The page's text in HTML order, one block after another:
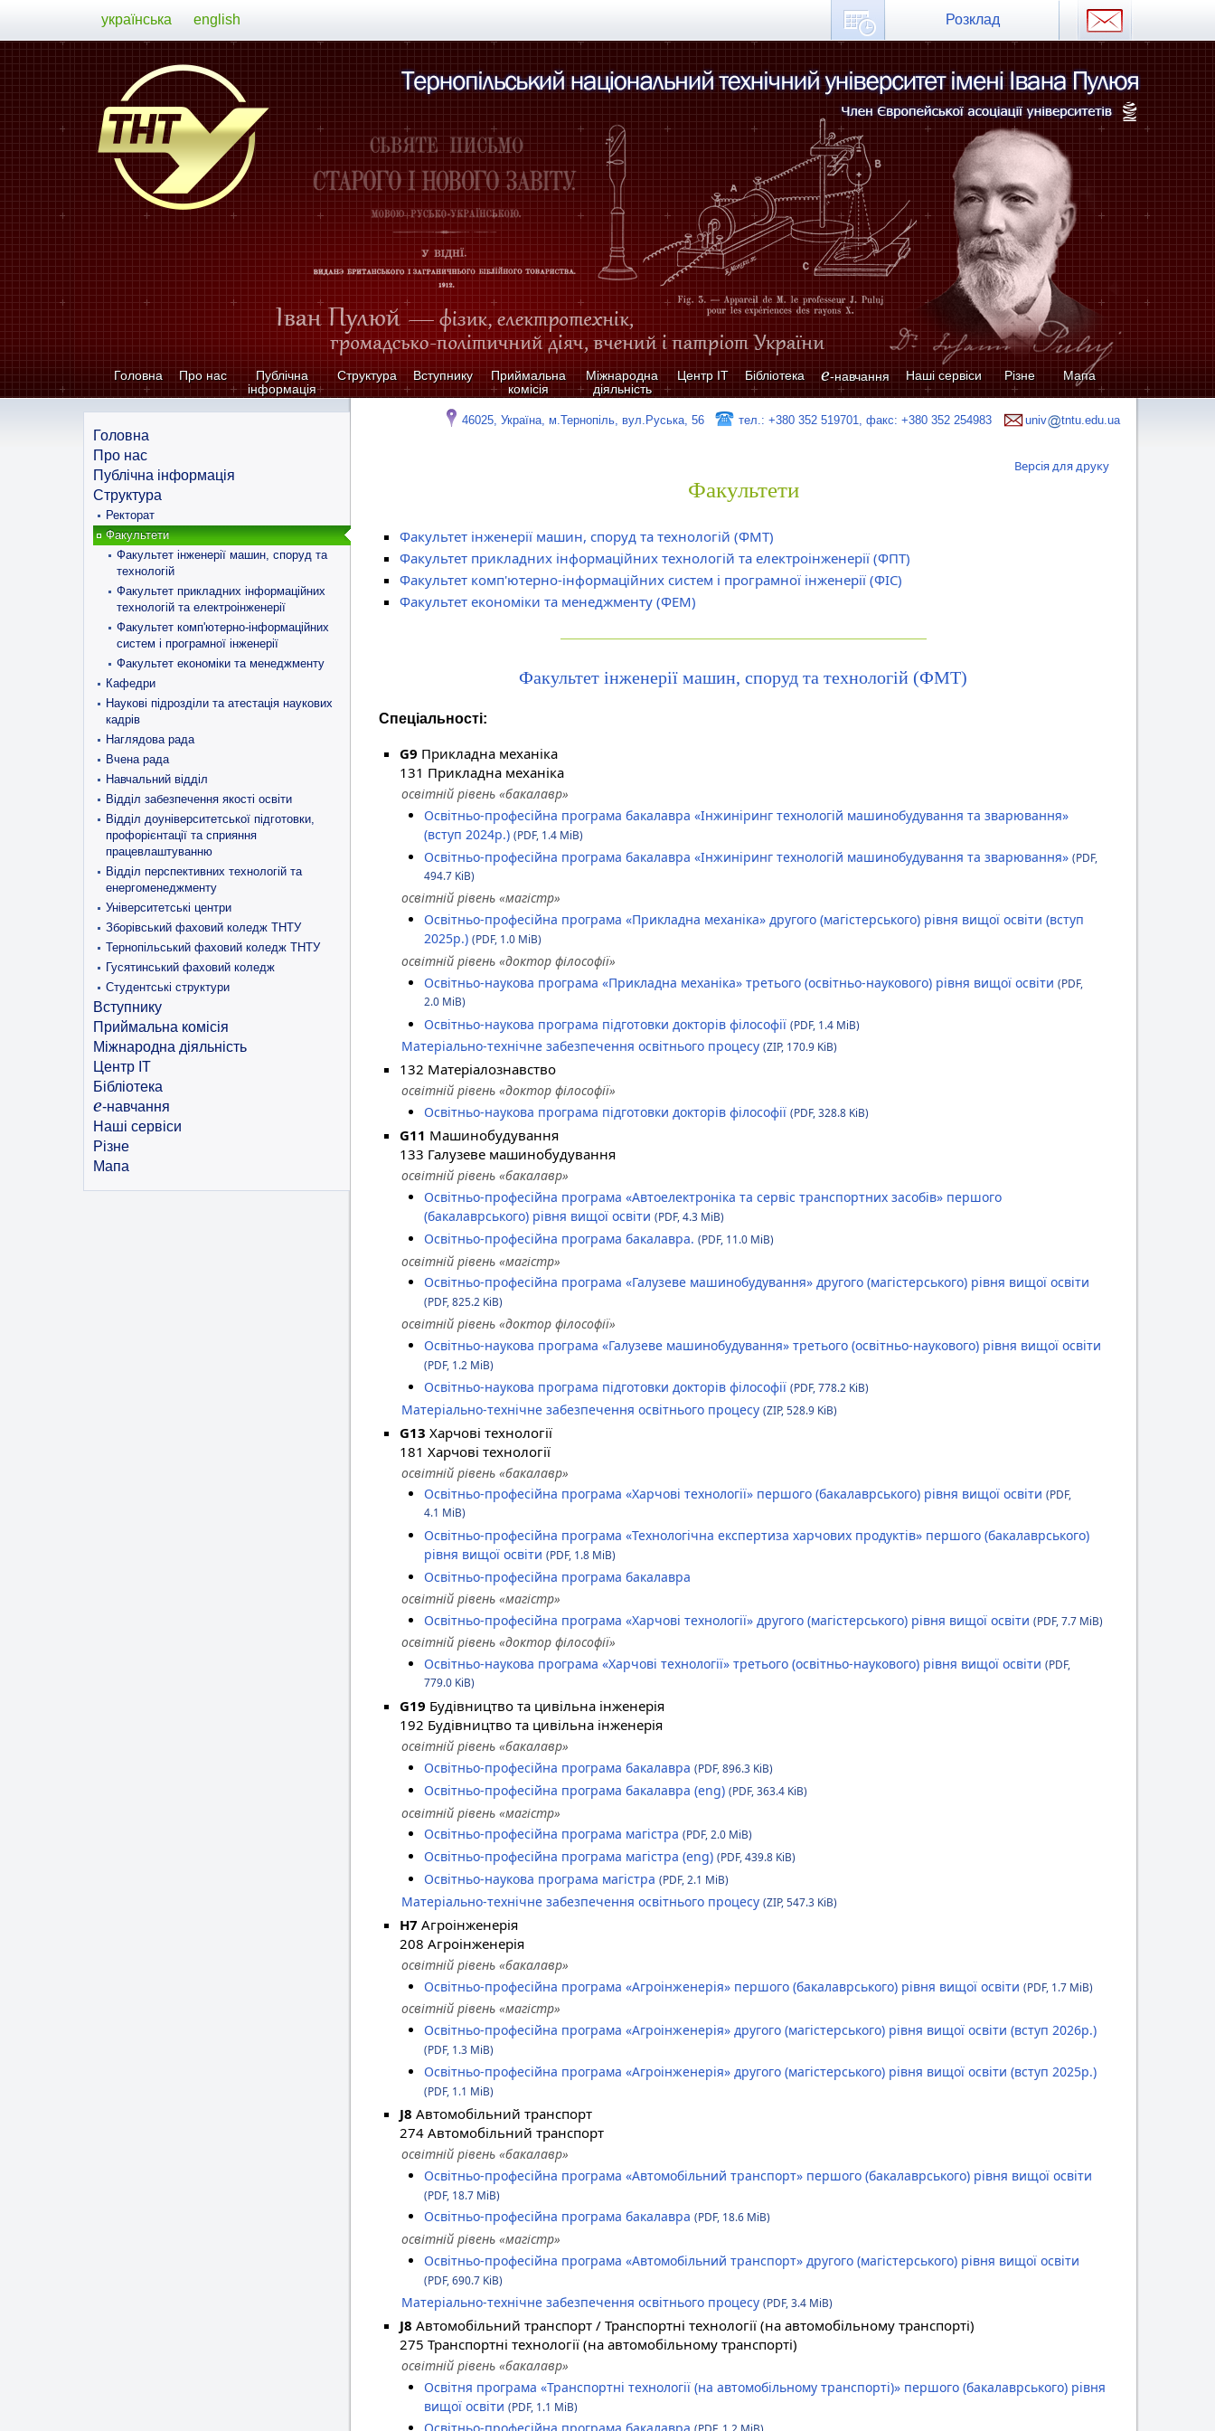
Розклад
українська english
Головна Про нас
Публічна
інформація
Структура Вступнику
Приймальна
комісія
Міжнародна
діяльність
Центр ІТ Бібліотека e-навчання Наші сервіси Різне Мапа
Головна
Про нас
Публічна інформація
Структура
Ректорат
Факультети
Факультет інженерії машин, споруд та
технологій
Факультет прикладних інформаційних
технологій та електроінженерії
Факультет комп'ютерно-інформаційних
систем і програмної інженерії
Факультет економіки та менеджменту
Кафедри
Наукові підрозділи та атестація наукових
кадрів
Наглядова рада
Вчена рада
Навчальний відділ
Відділ забезпечення якості освіти
Відділ доуніверситетської підготовки,
профорієнтації та сприяння
працевлаштуванню
Відділ перспективних технологій та
енергоменеджменту
Університетські центри
Зборівський фаховий коледж ТНТУ
Тернопільський фаховий коледж ТНТУ
Гусятинський фаховий коледж
Студентські структури
Вступнику
Приймальна комісія
Міжнародна діяльність
Центр ІТ
Бібліотека
e-навчання
Наші сервіси
Різне
Мапа
46025, Україна, м.Тернопіль, вул.Руська, 56 тел.: +380 352 519701, факс: +380 352 254983 univ tntu.edu.ua
Версія для друку
Факультети
Факультет інженерії машин, споруд та технологій (ФМТ)
Факультет прикладних інформаційних технологій та електроінженерії (ФПТ)
Факультет комп'ютерно-інформаційних систем і програмної інженерії (ФІС)
Факультет економіки та менеджменту (ФЕМ)
Факультет інженерії машин, споруд та технологій (ФМТ)
Спеціальності:
G9 Прикладна механіка
131 Прикладна механіка
освітній рівень «бакалавр»
Освітньо-професійна програма бакалавра «Інжиніринг технологій машинобудування та зварювання»
(вступ 2024р.) (PDF, 1.4 MiB)
Освітньо-професійна програма бакалавра «Інжиніринг технологій машинобудування та зварювання» (PDF,
494.7 KiB)
освітній рівень «магістр»
Освітньо-професійна програма «Прикладна механіка» другого (магістерського) рівня вищої освіти (вступ
2025р.) (PDF, 1.0 MiB)
освітній рівень «доктор філософії»
Освітньо-наукова програма «Прикладна механіка» третього (освітньо-наукового) рівня вищої освіти (PDF,
2.0 MiB)
Освітньо-наукова програма підготовки докторів філософії (PDF, 1.4 MiB)
Матеріально-технічне забезпечення освітнього процесу (ZIP, 170.9 KiB)
132 Матеріалознавство
освітній рівень «доктор філософії»
Освітньо-наукова програма підготовки докторів філософії (PDF, 328.8 KiB)
G11 Машинобудування
133 Галузеве машинобудування
освітній рівень «бакалавр»
Освітньо-професійна програма «Автоелектроніка та сервіс транспортних засобів» першого
(бакалаврського) рівня вищої освіти (PDF, 4.3 MiB)
Освітньо-професійна програма бакалавра. (PDF, 11.0 MiB)
освітній рівень «магістр»
Освітньо-професійна програма «Галузеве машинобудування» другого (магістерського) рівня вищої освіти
(PDF, 825.2 KiB)
освітній рівень «доктор філософії»
Освітньо-наукова програма «Галузеве машинобудування» третього (освітньо-наукового) рівня вищої освіти
(PDF, 1.2 MiB)
Освітньо-наукова програма підготовки докторів філософії (PDF, 778.2 KiB)
Матеріально-технічне забезпечення освітнього процесу (ZIP, 528.9 KiB)
G13 Харчові технології
181 Харчові технології
освітній рівень «бакалавр»
Освітньо-професійна програма «Харчові технології» першого (бакалаврського) рівня вищої освіти (PDF,
4.1 MiB)
Освітньо-професійна програма «Технологічна експертиза харчових продуктів» першого (бакалаврського)
рівня вищої освіти (PDF, 1.8 MiB)
Освітньо-професійна програма бакалавра
освітній рівень «магістр»
Освітньо-професійна програма «Харчові технології» другого (магістерського) рівня вищої освіти (PDF, 7.7 MiB)
освітній рівень «доктор філософії»
Освітньо-наукова програма «Харчові технології» третього (освітньо-наукового) рівня вищої освіти (PDF,
779.0 KiB)
G19 Будівництво та цивільна інженерія
192 Будівництво та цивільна інженерія
освітній рівень «бакалавр»
Освітньо-професійна програма бакалавра (PDF, 896.3 KiB)
Освітньо-професійна програма бакалавра (eng) (PDF, 363.4 KiB)
освітній рівень «магістр»
Освітньо-професійна програма магістра (PDF, 2.0 MiB)
Освітньо-професійна програма магістра (eng) (PDF, 439.8 KiB)
Освітньо-наукова програма магістра (PDF, 2.1 MiB)
Матеріально-технічне забезпечення освітнього процесу (ZIP, 547.3 KiB)
H7 Агроінженерія
208 Агроінженерія
освітній рівень «бакалавр»
Освітньо-професійна програма «Агроінженерія» першого (бакалаврського) рівня вищої освіти (PDF, 1.7 MiB)
освітній рівень «магістр»
Освітньо-професійна програма «Агроінженерія» другого (магістерського) рівня вищої освіти (вступ 2026р.)
(PDF, 1.3 MiB)
Освітньо-професійна програма «Агроінженерія» другого (магістерського) рівня вищої освіти (вступ 2025р.)
(PDF, 1.1 MiB)
J8 Автомобільний транспорт
274 Автомобільний транспорт
освітній рівень «бакалавр»
Освітньо-професійна програма «Автомобільний транспорт» першого (бакалаврського) рівня вищої освіти
(PDF, 18.7 MiB)
Освітньо-професійна програма бакалавра (PDF, 18.6 MiB)
освітній рівень «магістр»
Освітньо-професійна програма «Автомобільний транспорт» другого (магістерського) рівня вищої освіти
(PDF, 690.7 KiB)
Матеріально-технічне забезпечення освітнього процесу (PDF, 3.4 MiB)
J8 Автомобільний транспорт / Транспортні технології (на автомобільному транспорті)
275 Транспортні технології (на автомобільному транспорті)
освітній рівень «бакалавр»
Освітня програма «Транспортні технології (на автомобільному транспорті)» першого (бакалаврського) рівня
вищої освіти (PDF, 1.1 MiB)